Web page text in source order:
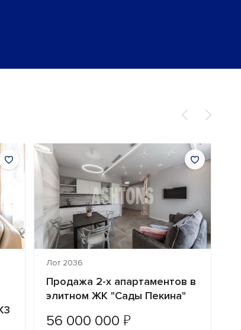
Лот 2036
Продажа 2-х апартаментов в
элитном ЖК "Сады Пекина"
56 000 000 ₽